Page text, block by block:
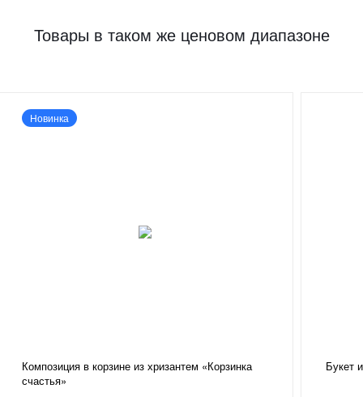
Товары в таком же ценовом диапазоне
Новинка
Композиция в корзине из хризантем «Корзинка
счастья»
Букет